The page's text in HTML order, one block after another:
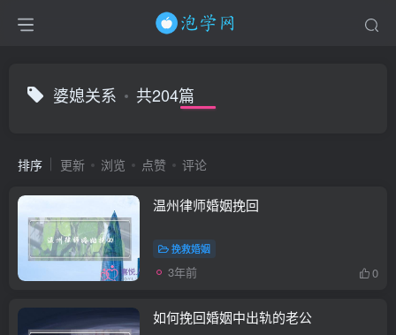
婆媳关系 共204篇
排序 更新 浏览 点赞 评论
温州律师婚姻挽回
挽救婚姻
3年前 0
如何挽回婚姻中出轨的老公